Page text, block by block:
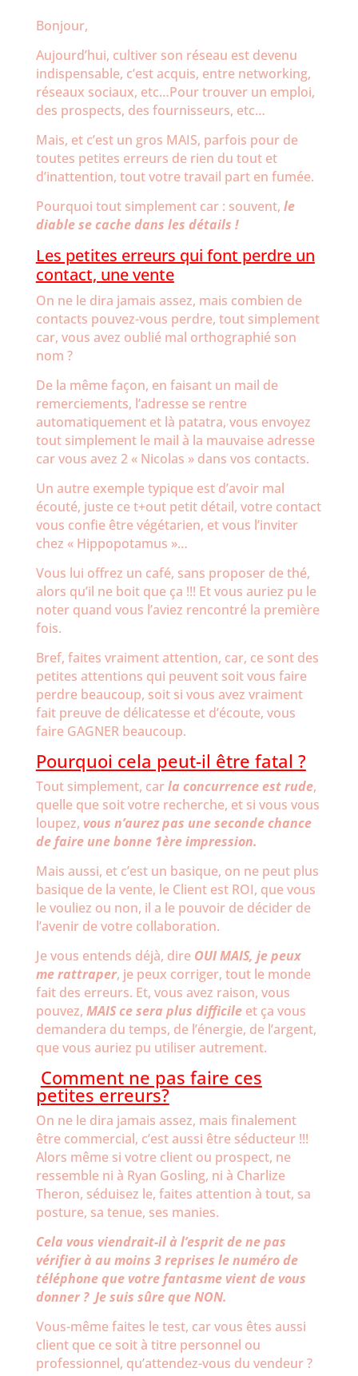
Bonjour,
Aujourd’hui, cultiver son réseau est devenu
indispensable, c’est acquis, entre networking,
réseaux sociaux, etc…Pour trouver un emploi,
des prospects, des fournisseurs, etc…
Mais, et c’est un gros MAIS, parfois pour de
toutes petites erreurs de rien du tout et
d’inattention, tout votre travail part en fumée.
Pourquoi tout simplement car : souvent, le
diable se cache dans les détails !
Les petites erreurs qui font perdre un
contact, une vente
On ne le dira jamais assez, mais combien de
contacts pouvez-vous perdre, tout simplement
car, vous avez oublié mal orthographié son
nom ?
De la même façon, en faisant un mail de
remerciements, l’adresse se rentre
automatiquement et là patatra, vous envoyez
tout simplement le mail à la mauvaise adresse
car vous avez 2 « Nicolas » dans vos contacts.
Un autre exemple typique est d’avoir mal
écouté, juste ce t+out petit détail, votre contact
vous confie être végétarien, et vous l’inviter
chez « Hippopotamus »…
Vous lui offrez un café, sans proposer de thé,
alors qu’il ne boit que ça !!! Et vous auriez pu le
noter quand vous l’aviez rencontré la première
fois.
Bref, faites vraiment attention, car, ce sont des
petites attentions qui peuvent soit vous faire
perdre beaucoup, soit si vous avez vraiment
fait preuve de délicatesse et d’écoute, vous
faire GAGNER beaucoup.
Pourquoi cela peut-il être fatal ?
Tout simplement, carla concurrence est rude,
quelle que soit votre recherche, et si vous vous
loupez, vous n’aurez pas une seconde chance
de faire une bonne 1ère impression.
Mais aussi, et c’est un basique, on ne peut plus
basique de la vente, le Client est ROI, que vous
le vouliez ou non, il a le pouvoir de décider de
l’avenir de votre collaboration.
Je vous entends déjà, dire OUI MAIS, je peux
me rattraper, je peux corriger, tout le monde
fait des erreurs. Et, vous avez raison, vous
pouvez, MAIS ce sera plus difficileet ça vous
demandera du temps, de l’énergie, de l’argent,
que vous auriez pu utiliser autrement.
Comment ne pas faire ces
petites erreurs?
On ne le dira jamais assez, mais finalement
être commercial, c’est aussi être séducteur !!!
Alors même si votre client ou prospect, ne
ressemble ni à Ryan Gosling, ni à Charlize
Theron, séduisez le, faites attention à tout, sa
posture, sa tenue, ses manies.
Cela vous viendrait-il à l’esprit de ne pas
vérifier à au moins 3 reprises le numéro de
téléphone que votre fantasme vient de vous
donner ? Je suis sûre que NON.
Vous-même faites le test, car vous êtes aussi
client que ce soit à titre personnel ou
professionnel, qu’attendez-vous du vendeur ?